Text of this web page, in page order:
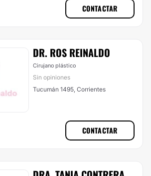
CONTACTAR
DR. ROS REINALDO
Cirujano plástico
Sin opiniones
Tucumán 1495, Corrientes
CONTACTAR